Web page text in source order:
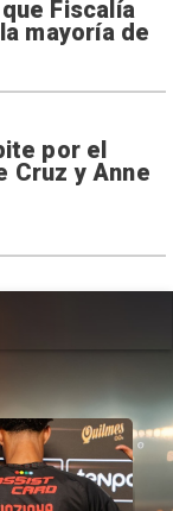
Fiscalía
mayoría de
por el
Cruz y Anne